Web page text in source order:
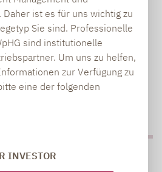
ist es für uns wichtig zu
Sie sind. Professionelle
sind institutionelle
Um uns zu helfen,
zur Verfügung zu
eine der folgenden
INVESTOR
LOCHMÜLLER -
STÄRKER WACHSEN
versuchen, Masse zu machen.